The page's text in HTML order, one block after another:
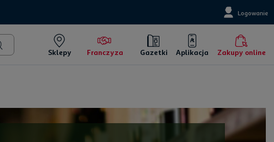
Logowanie
Sklepy Franczyza Gazetki Aplikacja Zakupy online